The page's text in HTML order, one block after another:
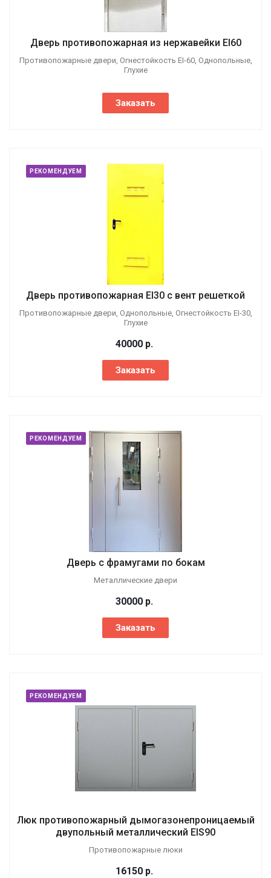
Дверь противопожарная из нержавейки EI60
Противопожарные двери, Огнестойкость EI-60, Однопольные,
Глухие
Заказать
РЕКОМЕНДУЕМ
Дверь противопожарная EI30 с вент решеткой
Противопожарные двери, Однопольные, Огнестойкость EI-30,
Глухие
40000 р.
Заказать
РЕКОМЕНДУЕМ
Дверь с фрамугами по бокам
Металлические двери
30000 р.
Заказать
РЕКОМЕНДУЕМ
Люк противопожарный дымогазонепроницаемый
двупольный металлический EIS90
Противопожарные люки
16150 р.